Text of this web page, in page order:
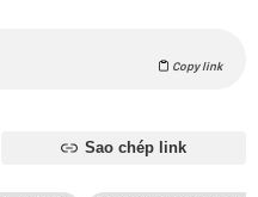
Copy link
Sao chép link